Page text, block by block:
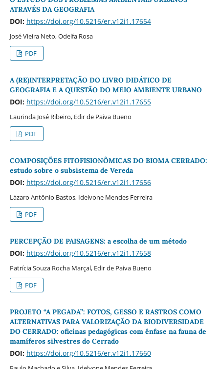
ATRAVÉS DA GEOGRAFIA
DOI: https://doi.org/10.5216/er.v12i1.17654
José Vieira Neto, Odelfa Rosa
PDF
A (RE)INTERPRETAÇÃO DO LIVRO DIDÁTICO DE
GEOGRAFIA E A QUESTÃO DO MEIO AMBIENTE URBANO
DOI: https://doi.org/10.5216/er.v12i1.17655
Laurinda José Ribeiro, Edir de Paiva Bueno
PDF
COMPOSIÇÕES FITOFISIONÔMICAS DO BIOMA CERRADO:
estudo sobre o subsistema de Vereda
DOI: https://doi.org/10.5216/er.v12i1.17656
Lázaro Antônio Bastos, Idelvone Mendes Ferreira
PDF
PERCEPÇÃO DE PAISAGENS: a escolha de um método
DOI: https://doi.org/10.5216/er.v12i1.17658
Patrícia Souza Rocha Marçal, Edir de Paiva Bueno
PDF
PROJETO “A PEGADA”: FOTOS, GESSO E RASTROS COMO
ALTERNATIVAS PARA VALORIZAÇÃO DA BIODIVERSIDADE
DO CERRADO: oficinas pedagógicas com ênfase na fauna de
mamíferos silvestres do Cerrado
DOI: https://doi.org/10.5216/er.v12i1.17660